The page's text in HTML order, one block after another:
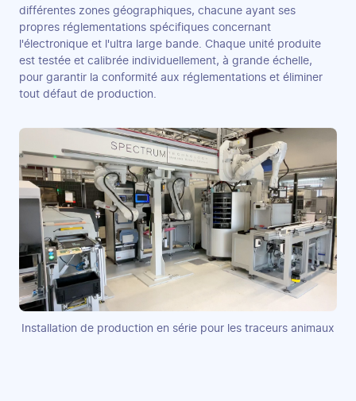
différentes zones géographiques, chacune ayant ses
propres réglementations spécifiques concernant
l'électronique et l'ultra large bande. Chaque unité produite
est testée et calibrée individuellement, à grande échelle,
pour garantir la conformité aux réglementations et éliminer
tout défaut de production.
Installation de production en série pour les traceurs animaux